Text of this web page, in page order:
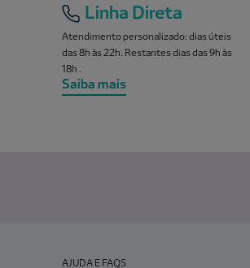
Linha Direta
Atendimento personalizado: dias úteis
das 8h às 22h. Restantes dias das 9h às
18h .
Saiba mais
AJUDA E FAQS